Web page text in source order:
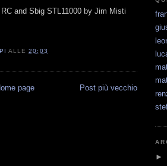
and Sbig STL11000 by Jim Misti
ALLE20:03
Post più vecchio
page
►